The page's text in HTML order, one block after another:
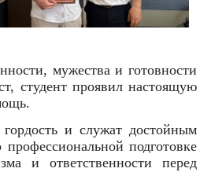
мужества и готовности
студент проявил настоящую
и служат достойным
подготовке
и ответственности перед